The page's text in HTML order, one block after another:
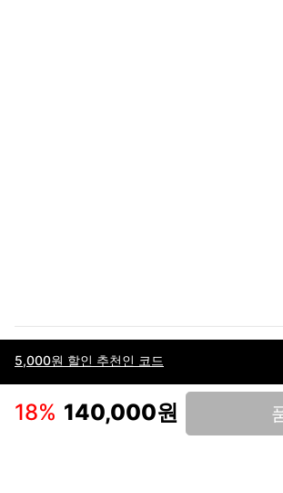
5,000원 할인 추천인 코드
18% 140,000원
이용약관고객센터판매개인정보 처리방침사
인스타그램